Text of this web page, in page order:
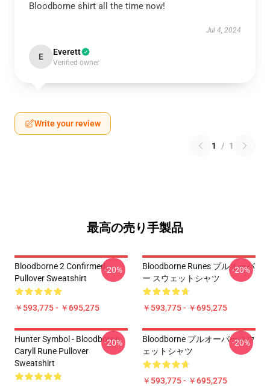
Bloodborne shirt all the time now!
Jul 4, 2024
E Everett
Verified owner
Write your review
1 / 1
最高の売り手製品
Bloodborne 2 Confirmed
Pullover Sweatshirt
￥593,775 - ￥695,275
-20%
Bloodborne Runes プルオーバ
ー スウェットシャツ
￥593,775 - ￥695,275
-20%
Hunter Symbol - Bloodborne
Caryll Rune Pullover
Sweatshirt
-20%
Bloodborne プルオーバースウ
ェットシャツ
￥593,775 - ￥695,275
-20%